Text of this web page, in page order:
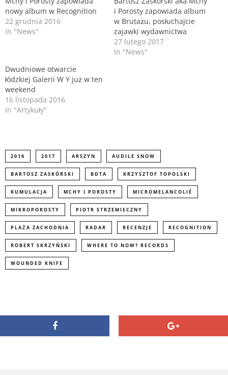
O
e
n
s
e
w
w
i
n
d
o
w
k
O
p
n
e
w
w
n
d
nowy album w Recognition
22 grudnia 2016
In "News"
i Porosty zapowiada album
w Brutażu, posłuchajcie
zajawki wydawnictwa
27 lutego 2017
In "News"
Dwudniowe otwarcie
łódzkiej Galerii W Y już w ten
weekend
16 listopada 2016
In "Artykuły"
2016 2017 ARSZYN AUDILE SNOW
BARTOSZ ZASKÓRSKI BDTA KRZYSZTOF TOPOLSKI
KUMULACJA MCHY I POROSTY MICROMELANCOLIÉ
MIKROPOROSTY PIOTR STRZEMIECZNY
PLAŻA ZACHODNIA RADAR RECENZJE RECOGNITION
ROBERT SKRZYŃSKI WHERE TO NOW? RECORDS
WOUNDED KNIFE